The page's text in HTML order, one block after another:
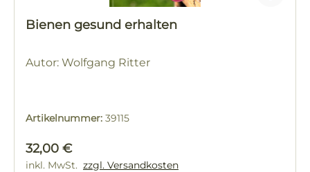
Bienen gesund erhalten
Autor: Wolfgang Ritter
Artikelnummer: 39115
Regulärer Preis:
32,00 €
inkl. MwSt. zzgl. Versandkosten